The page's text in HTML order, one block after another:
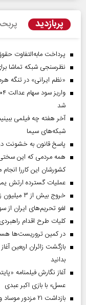
پربازدید
پرداخت مابه‌التفاوت
نظرسنجی شبکه تماشا
«نظم ایرانی» در تنگه
شد
آخر هفته چه فیلمی
شبکه‌های سیما
پاسخ قانون به خشونت
همه مردمی که این
کشورشان این کاررا
عملیات گسترده ارتش
خروج بیش از ۳ میلیون زائر از تمام مرز‌های کشور
لغو تحریم‌های ایران از
کلیات طرح اقدام
در کمین تروریست‌ها
بدانید
عسل» با بازی اکبر عبدی
بازداشت ۲۱ مزدور موساد و ۴ شرور مسلح در استان کرمان